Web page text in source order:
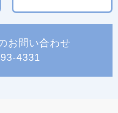
お問い合わせ
4331